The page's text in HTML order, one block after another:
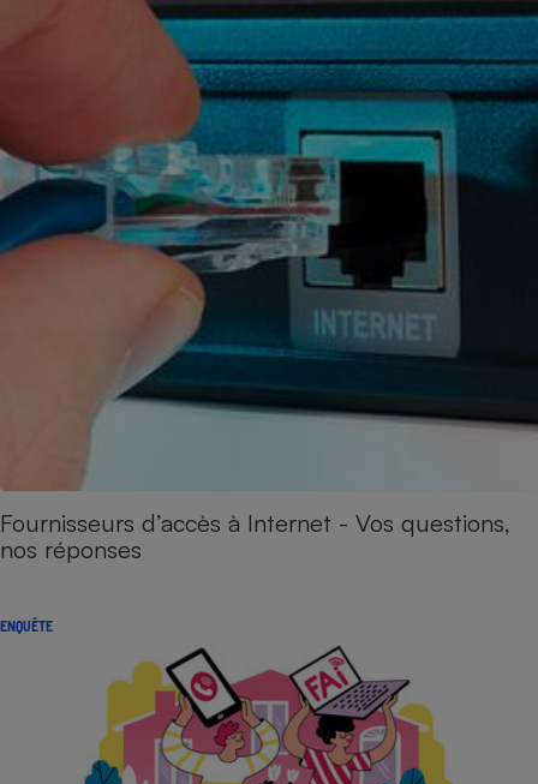
Fournisseurs d’accès à Internet - Vos questions,
nos réponses
ENQUÊTE